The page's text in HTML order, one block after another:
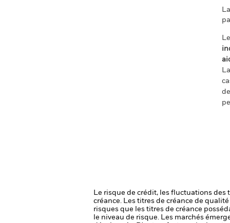
Le risque de crédit, les fluctuations
créance. Les titres de créance de
risques que les titres de créance
le niveau de risque. Les marchés